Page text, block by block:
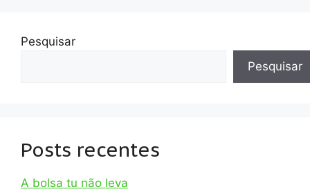
Pesquisar
Pesquisar
Posts recentes
A bolsa tu não leva